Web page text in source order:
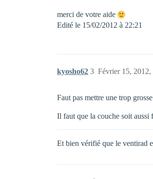
merci de votre aide
Edité le 15/02/2012 à 22:21
kyosho62 Février 15, 2012,
3
Faut pas mettre une trop
Il faut que la couche soit
Et bien vérifié que le ventirad